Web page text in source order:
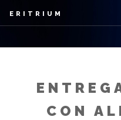
ERITRIUM
CON